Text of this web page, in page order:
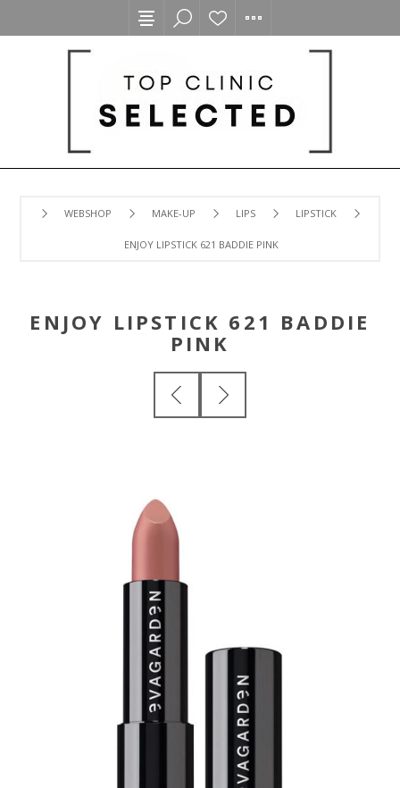
WEBSHOP MAKE-UP LIPS LIPSTICK
ENJOY LIPSTICK 621 BADDIE PINK
ENJOY LIPSTICK 621 BADDIE
PINK